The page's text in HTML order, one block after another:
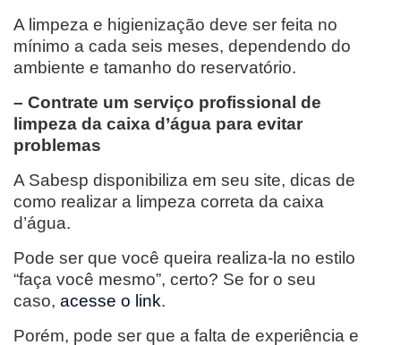
A limpeza e higienização deve ser feita no
mínimo a cada seis meses, dependendo do
ambiente e tamanho do reservatório.
– Contrate um serviço profissional de
limpeza da caixa d’água para evitar
problemas
A Sabesp disponibiliza em seu site, dicas de
como realizar a limpeza correta da caixa
d’água.
Pode ser que você queira realiza-la no estilo
“faça você mesmo”, certo? Se for o seu
caso, acesse o link.
Porém, pode ser que a falta de experiência e